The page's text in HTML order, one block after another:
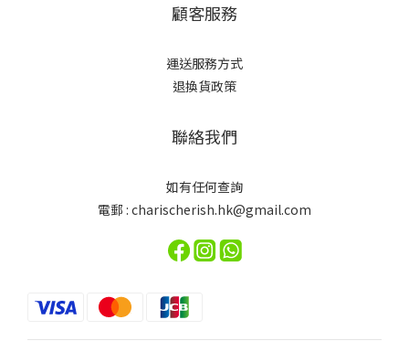
顧客服務
運送服務方式
退換貨政策
聯絡我們
如有任何查詢
電郵 : charischerish.hk@gmail.com